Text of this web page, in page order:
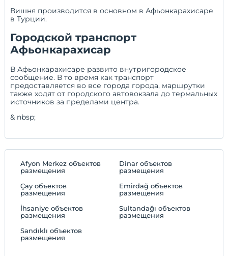
Вишня производится в основном в Афьонкарахисаре
в Турции.
Городской транспорт
Афьонкарахисар
В Афьонкарахисаре развито внутригородское
сообщение. В то время как транспорт
предоставляется во все города города, маршрутки
также ходят от городского автовокзала до термальных
источников за пределами центра.
& nbsp;
Afyon Merkez объектов
размещения
Çay объектов
размещения
Dinar объектов
размещения
Emirdağ объектов
размещения
İhsaniye объектов
размещения
Sandıklı объектов
размещения
Sultandağı объектов
размещения